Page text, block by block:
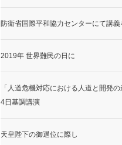
防衛省国際平和協力センターにて講義
2019年 世界難民の日に
「人道危機対応における人道と開発
4日基調講演
天皇陛下の御退位に際し